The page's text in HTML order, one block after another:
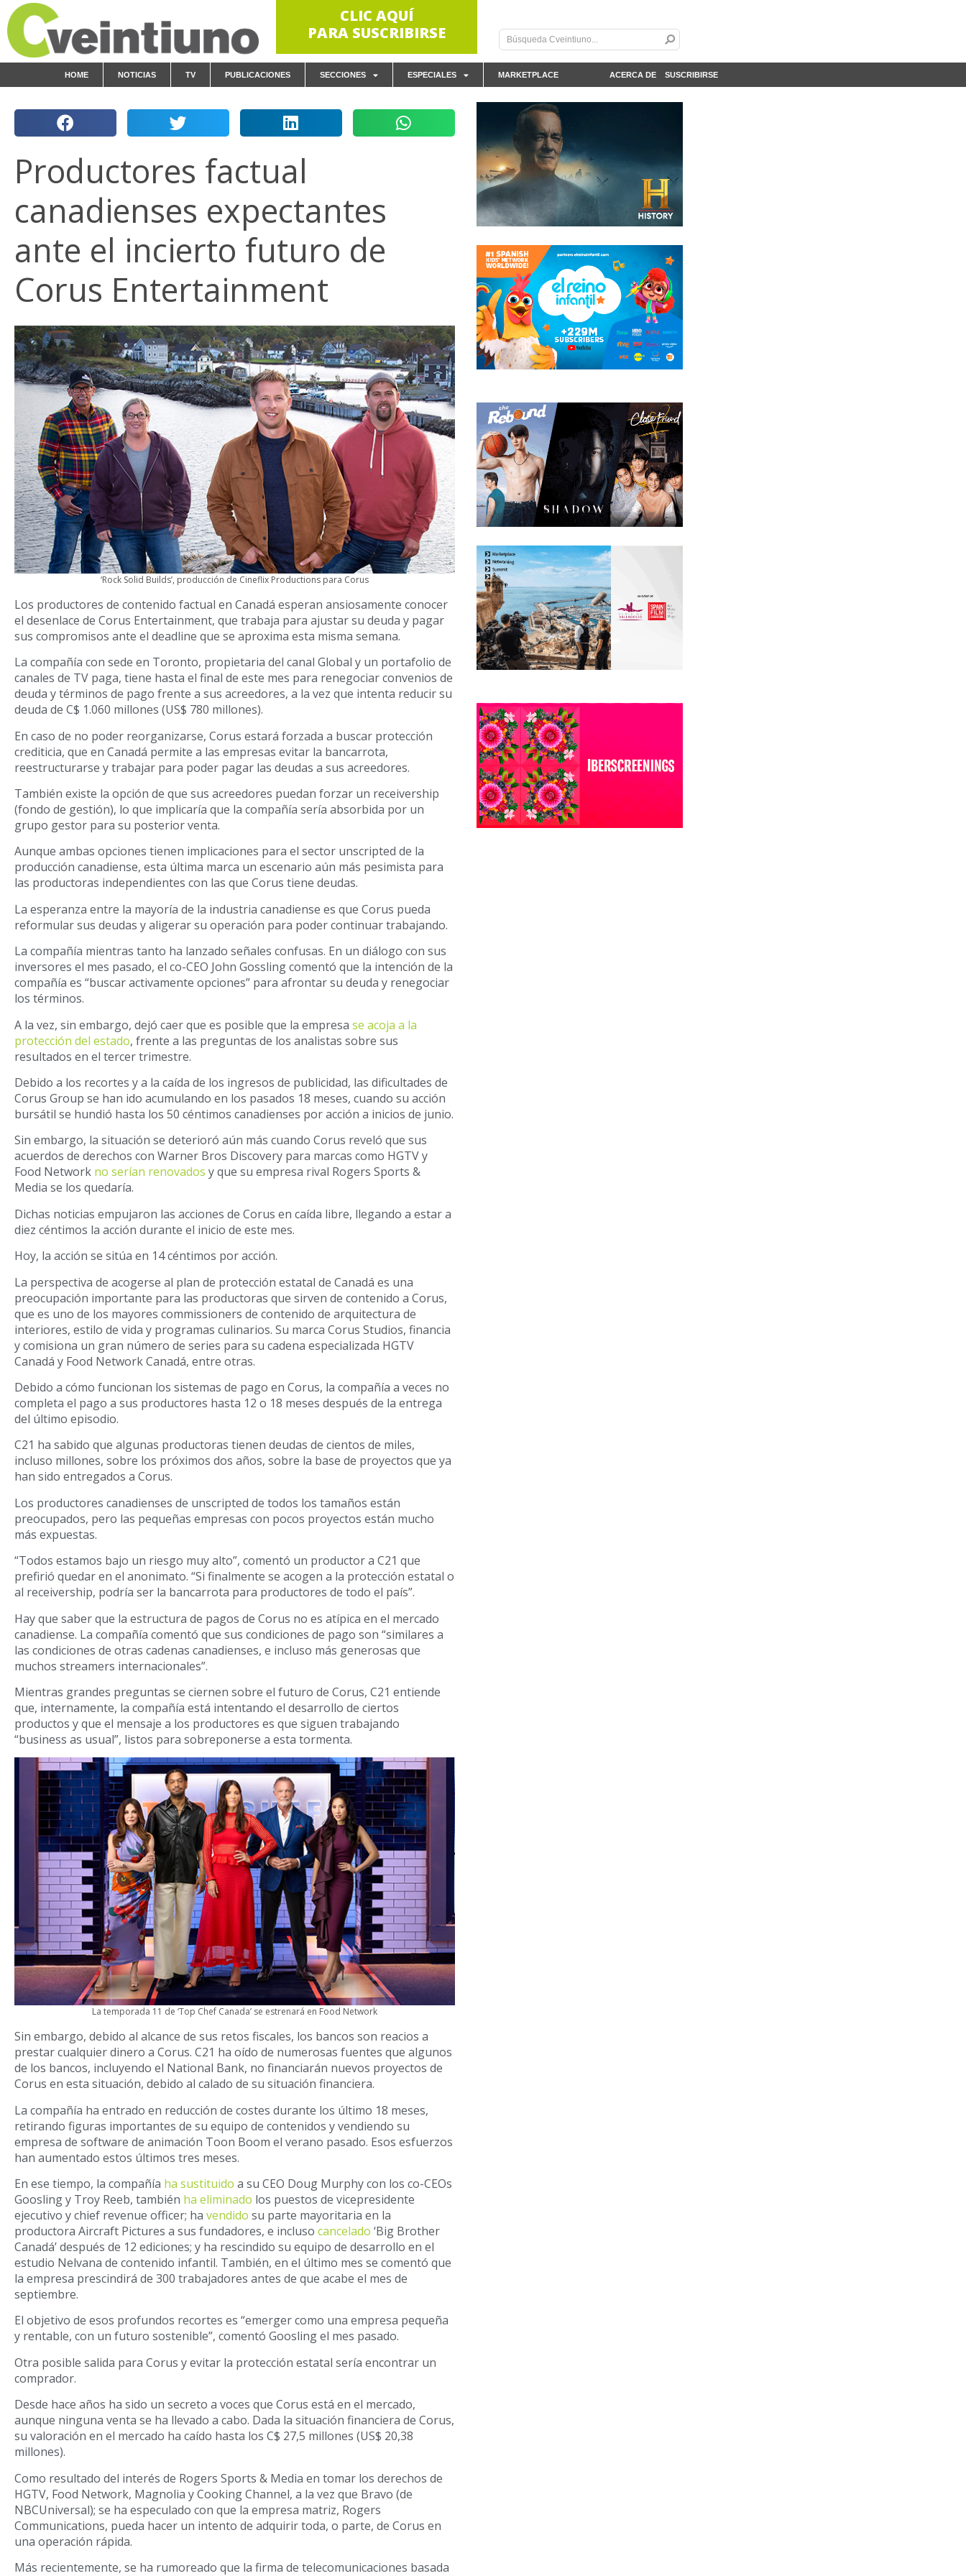
CLIC AQUÍ
PARA SUSCRIBIRSE
ACERCA DE
HOME NOTICIAS TV PUBLICACIONES SECCIONES ESPECIALES MARKETPLACE SUSCRIBIRSE
Productores factual
canadienses expectantes
ante el incierto futuro de
Corus Entertainment
‘Rock Solid Builds’, producción de Cineflix Productions para Corus
Los productores de contenido factual en Canadá esperan ansiosamente conocer
el desenlace de Corus Entertainment, que trabaja para ajustar su deuda y pagar
sus compromisos ante el deadline que se aproxima esta misma semana.
La compañía con sede en Toronto, propietaria del canal Global y un portafolio de
canales de TV paga, tiene hasta el final de este mes para renegociar convenios de
deuda y términos de pago frente a sus acreedores, a la vez que intenta reducir su
deuda de C$ 1.060 millones (US$ 780 millones).
En caso de no poder reorganizarse, Corus estará forzada a buscar protección
crediticia, que en Canadá permite a las empresas evitar la bancarrota,
reestructurarse y trabajar para poder pagar las deudas a sus acreedores.
También existe la opción de que sus acreedores puedan forzar un receivership
(fondo de gestión), lo que implicaría que la compañía sería absorbida por un
grupo gestor para su posterior venta.
Aunque ambas opciones tienen implicaciones para el sector unscripted de la
producción canadiense, esta última marca un escenario aún más pesimista para
las productoras independientes con las que Corus tiene deudas.
La esperanza entre la mayoría de la industria canadiense es que Corus pueda
reformular sus deudas y aligerar su operación para poder continuar trabajando.
La compañía mientras tanto ha lanzado señales confusas. En un diálogo con sus
inversores el mes pasado, el co-CEO John Gossling comentó que la intención de la
compañía es “buscar activamente opciones” para afrontar su deuda y renegociar
los términos.
A la vez, sin embargo, dejó caer que es posible que la empresa se acoja a la
protección del estado, frente a las preguntas de los analistas sobre sus
resultados en el tercer trimestre.
Debido a los recortes y a la caída de los ingresos de publicidad, las dificultades de
Corus Group se han ido acumulando en los pasados 18 meses, cuando su acción
bursátil se hundió hasta los 50 céntimos canadienses por acción a inicios de junio.
Sin embargo, la situación se deterioró aún más cuando Corus reveló que sus
acuerdos de derechos con Warner Bros Discovery para marcas como HGTV y
Food Network no serían renovados y que su empresa rival Rogers Sports &
Media se los quedaría.
Dichas noticias empujaron las acciones de Corus en caída libre, llegando a estar a
diez céntimos la acción durante el inicio de este mes.
Hoy, la acción se sitúa en 14 céntimos por acción.
La perspectiva de acogerse al plan de protección estatal de Canadá es una
preocupación importante para las productoras que sirven de contenido a Corus,
que es uno de los mayores commissioners de contenido de arquitectura de
interiores, estilo de vida y programas culinarios. Su marca Corus Studios, financia
y comisiona un gran número de series para su cadena especializada HGTV
Canadá y Food Network Canadá, entre otras.
Debido a cómo funcionan los sistemas de pago en Corus, la compañía a veces no
completa el pago a sus productores hasta 12 o 18 meses después de la entrega
del último episodio.
C21 ha sabido que algunas productoras tienen deudas de cientos de miles,
incluso millones, sobre los próximos dos años, sobre la base de proyectos que ya
han sido entregados a Corus.
Los productores canadienses de unscripted de todos los tamaños están
preocupados, pero las pequeñas empresas con pocos proyectos están mucho
más expuestas.
“Todos estamos bajo un riesgo muy alto”, comentó un productor a C21 que
prefirió quedar en el anonimato. “Si finalmente se acogen a la protección estatal o
al receivership, podría ser la bancarrota para productores de todo el país”.
Hay que saber que la estructura de pagos de Corus no es atípica en el mercado
canadiense. La compañía comentó que sus condiciones de pago son “similares a
las condiciones de otras cadenas canadienses, e incluso más generosas que
muchos streamers internacionales”.
Mientras grandes preguntas se ciernen sobre el futuro de Corus, C21 entiende
que, internamente, la compañía está intentando el desarrollo de ciertos
productos y que el mensaje a los productores es que siguen trabajando
“business as usual”, listos para sobreponerse a esta tormenta.
La temporada 11 de ‘Top Chef Canada’ se estrenará en Food Network
Sin embargo, debido al alcance de sus retos fiscales, los bancos son reacios a
prestar cualquier dinero a Corus. C21 ha oído de numerosas fuentes que algunos
de los bancos, incluyendo el National Bank, no financiarán nuevos proyectos de
Corus en esta situación, debido al calado de su situación financiera.
La compañía ha entrado en reducción de costes durante los último 18 meses,
retirando figuras importantes de su equipo de contenidos y vendiendo su
empresa de software de animación Toon Boom el verano pasado. Esos esfuerzos
han aumentado estos últimos tres meses.
En ese tiempo, la compañía ha sustituido a su CEO Doug Murphy con los co-CEOs
Goosling y Troy Reeb, también ha eliminado los puestos de vicepresidente
ejecutivo y chief revenue officer; ha vendido su parte mayoritaria en la
productora Aircraft Pictures a sus fundadores, e incluso cancelado ‘Big Brother
Canadá’ después de 12 ediciones; y ha rescindido su equipo de desarrollo en el
estudio Nelvana de contenido infantil. También, en el último mes se comentó que
la empresa prescindirá de 300 trabajadores antes de que acabe el mes de
septiembre.
El objetivo de esos profundos recortes es “emerger como una empresa pequeña
y rentable, con un futuro sostenible”, comentó Goosling el mes pasado.
Otra posible salida para Corus y evitar la protección estatal sería encontrar un
comprador.
Desde hace años ha sido un secreto a voces que Corus está en el mercado,
aunque ninguna venta se ha llevado a cabo. Dada la situación financiera de Corus,
su valoración en el mercado ha caído hasta los C$ 27,5 millones (US$ 20,38
millones).
Como resultado del interés de Rogers Sports & Media en tomar los derechos de
HGTV, Food Network, Magnolia y Cooking Channel, a la vez que Bravo (de
NBCUniversal); se ha especulado con que la empresa matriz, Rogers
Communications, pueda hacer un intento de adquirir toda, o parte, de Corus en
una operación rápida.
Más recientemente, se ha rumoreado que la firma de telecomunicaciones basada